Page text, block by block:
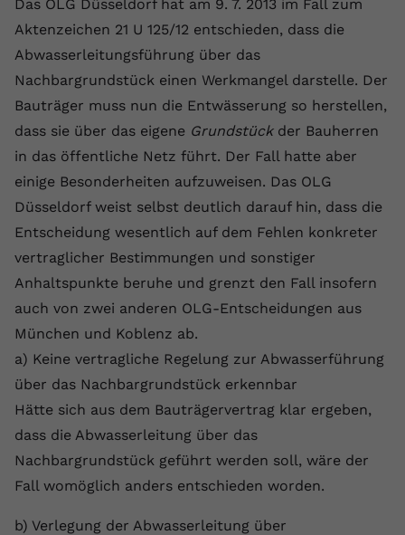
Das OLG Düsseldorf hat am 9. 7. 2013 im Fall zum
Aktenzeichen 21 U 125/12 entschieden, dass die
Abwasserleitungsführung über das
Nachbargrundstück einen Werkmangel darstelle. Der
Bauträger muss nun die Entwässerung so herstellen,
dass sie über das eigene Grundstückder Bauherren
in das öffentliche Netz führt. Der Fall hatte aber
einige Besonderheiten aufzuweisen. Das OLG
Düsseldorf weist selbst deutlich darauf hin, dass die
Entscheidung wesentlich auf dem Fehlen konkreter
vertraglicher Bestimmungen und sonstiger
Anhaltspunkte beruhe und grenzt den Fall insofern
auch von zwei anderen OLG-Entscheidungen aus
München und Koblenz ab.
a) Keine vertragliche Regelung zur Abwasserführung
über das Nachbargrundstück erkennbar
Hätte sich aus dem Bauträgervertrag klar ergeben,
dass die Abwasserleitung über das
Nachbargrundstück geführt werden soll, wäre der
Fall womöglich anders entschieden worden.
b) Verlegung der Abwasserleitung über
Laufzeit 1 Jahr
Zweck
Einstellungen. Unter anderem eine
zufällig generierte ID, für die
historische Speicherung Ihrer
vorgenommen Einstellungen, falls der
Webseiten-Betreiber dies eingestellt
hat.
Anbieter VPB.de
Zweck
Dieses Cookie wird verwendet, um die
Speicherung von
Benutzereinstellungen zu ermöglichen.
Informationen zur Nutzung der
Website zu erfassen.
Name _gcl au
Laufzeit 90 Tage
Zweck
Wird von Google Ads für das
Conversion-Tracking verwendet, um
Werbeklicks der Nutzung auf unserer
Website zuzuordnen.
Cookie-Informationen anzeigen
Externe Inhalte
Wir verwenden auf unserer Website externe Inhalte,
um Ihnen zusätzliche Informationen anzubieten.
Name vuid
Anbieter vimeo.com
Laufzeit 2 Jahre
Zweck
Vimeo installiert dieses Cookie, um
indem es eine eindeutige ID zum
Einbetten von Videos auf der Website
setzt.
Name CONSENT
Anbieter youtube.com
Laufzeit 2 Jahre
Zweck
eingebettete YouTube-Videos und
Cookie-Informationen anzeigen